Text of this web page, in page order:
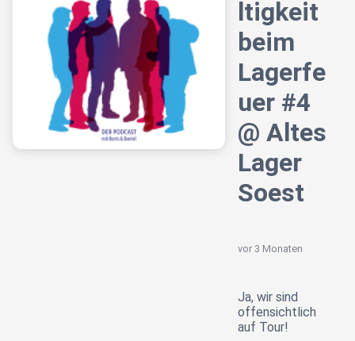
ltigkeit
beim
Lagerfe
uer #4
@ Altes
Lager
Soest
vor 3 Monaten
Ja, wir sind
offensichtlich
auf Tour!